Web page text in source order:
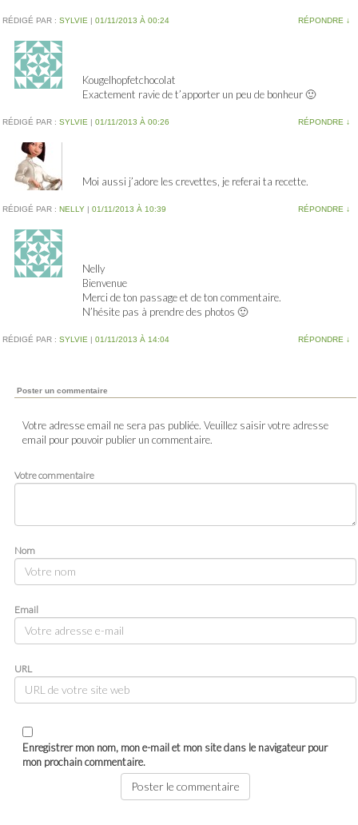
RÉDIGÉ PAR : SYLVIE | 01/11/2013 À 00:24 RÉPONDRE ↓
Kougelhopfetchocolat
Exactement ravie de t’apporter un peu de bonheur 🙂
RÉDIGÉ PAR : SYLVIE | 01/11/2013 À 00:26 RÉPONDRE ↓
Moi aussi j’adore les crevettes, je referai ta recette.
RÉDIGÉ PAR : NELLY | 01/11/2013 À 10:39 RÉPONDRE ↓
Nelly
Bienvenue
Merci de ton passage et de ton commentaire.
N’hésite pas à prendre des photos 🙂
RÉDIGÉ PAR : SYLVIE | 01/11/2013 À 14:04 RÉPONDRE ↓
Poster un commentaire
Votre adresse email ne sera pas publiée. Veuillez saisir votre adresse
email pour pouvoir publier un commentaire.
Votre commentaire
Nom
Email
URL
Enregistrer mon nom, mon e-mail et mon site dans le navigateur pour
mon prochain commentaire.